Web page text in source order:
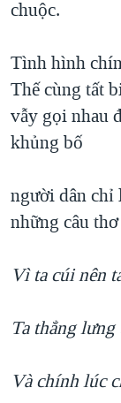
chuộc.
Tình hình
Thế cùng tất
vẫy gọi nhau
khủng bố
người dân chỉ
những câu
Vì ta cúi nên
Ta thẳng
Và chính lúc